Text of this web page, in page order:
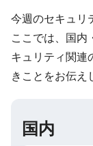
今週のセキュリ
ここでは、国内
キュリティ関連
きことをお伝え
国内